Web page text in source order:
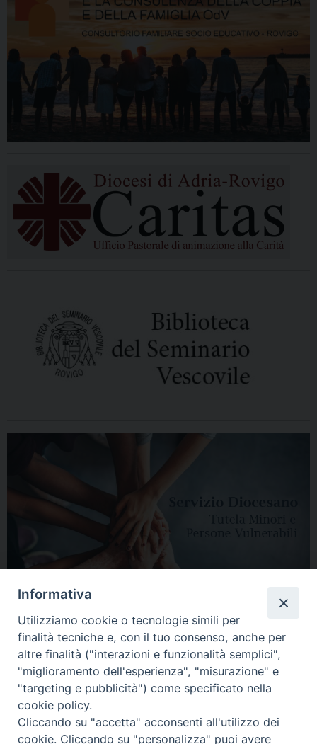
HOME DIOCESI VESCOVO CURIA VESCOVILE NEWS
APPUNTAMENTI CONTATTI SERVIZIO ANTENATI
Informativa
Utilizziamo cookie o tecnologie simili per
finalità tecniche e, con il tuo consenso, anche per
altre finalità ("interazioni e funzionalità semplici",
"miglioramento dell'esperienza", "misurazione" e
"targeting e pubblicità") come specificato nella
cookie policy.
Cliccando su "accetta" acconsenti all'utilizzo dei
cookie. Cliccando su "personalizza" puoi avere